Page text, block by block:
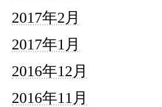
2017年2月
2017年1月
2016年12月
2016年11月